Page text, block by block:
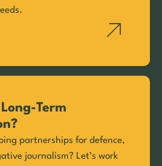
Term
partnerships for defence,
journalism? Let’s work